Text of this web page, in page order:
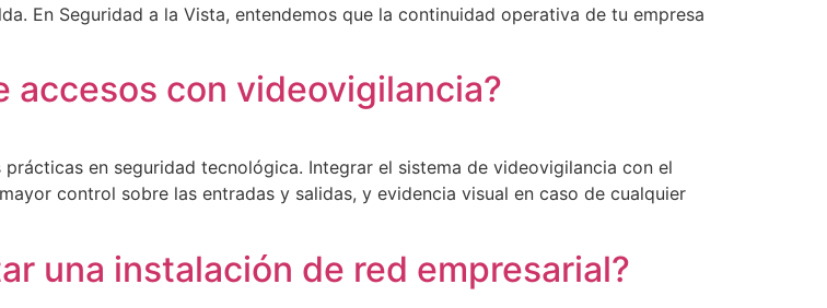
En Seguridad a la Vista, entendemos que la continuidad operativa de tu empresa
accesos con videovigilancia?
en seguridad tecnológica. Integrar el sistema de videovigilancia con el
control sobre las entradas y salidas, y evidencia visual en caso de cualquier
una instalación de red empresarial?